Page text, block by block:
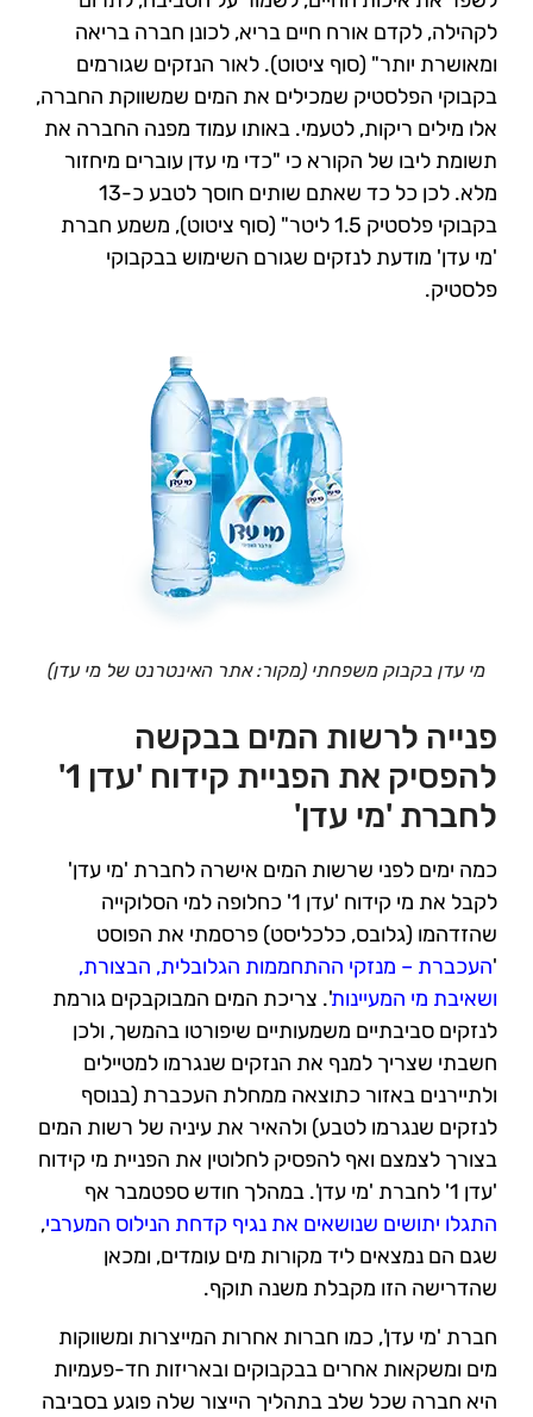
לקהילה, לקדם אורח חיים בריא, לכונן חברה בריאה
ומאושרת יותר" (סוף ציטוט). לאור הנזקים שגורמים
בקבוקי הפלסטיק שמכילים את המים שמשווקת החברה,
אלו מילים ריקות, לטעמי. באותו עמוד מפנה החברה את
תשומת ליבו של הקורא כי "כדי מי עדן עוברים מיחזור
מלא. לכן כל כד שאתם שותים חוסך לטבע כ-13
בקבוקי פלסטיק 1.5 ליטר" (סוף
ציטוט), משמע חברת
'מי עדן' מודעת לנזקים שגורם השימוש בבקבוקי
פלסטיק.
מי עדן בקבוק משפחתי (מקור: אתר האינטרנט של מי עדן)
פנייה לרשות המים בבקשה
להפסיק את הפניית קידוח 'עדן 1'
לחברת 'מי עדן'
כמה ימים לפני שרשות המים אישרה לחברת 'מי עדן'
לקבל את מי קידוח 'עדן 1' כחלופה למי הסלוקייה
שהזדהמו (גלובס, כלכליסט) פרסמתי את הפוסט
'העכברת – מנזקי ההתחממות הגלובלית, הבצורת,
ושאיבת מי המעיינות'. צריכת המים המבוקבקים גורמת
לנזקים סביבתיים משמעותיים שיפורטו בהמשך, ולכן
חשבתי שצריך למנף את הנזקים שנגרמו למטיילים
ולתיירנים באזור כתוצאה ממחלת העכברת (בנוסף
לנזקים שנגרמו לטבע) ולהאיר את עיניה של רשות המים
בצורך לצמצם ואף להפסיק לחלוטין את הפניית מי קידוח
'עדן 1' לחברת 'מי עדן'. במהלך
חודש ספטמבר אף
התגלו יתושים שנושאים את נגיף קדחת הנילוס המערבי,
שגם הם נמצאים ליד מקורות מים עומדים, ומכאן
שהדרישה הזו מקבלת משנה תוקף.
חברת 'מי עדן', כמו חברות אחרות המייצרות ומשווקות
מים ומשקאות אחרים בבקבוקים ובאריזות חד-פעמיות
היא חברה שכל שלב בתהליך הייצור שלה פוגע בסביבה